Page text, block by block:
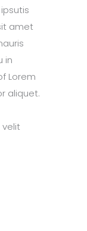
amet
in
Lorem
aliquet.